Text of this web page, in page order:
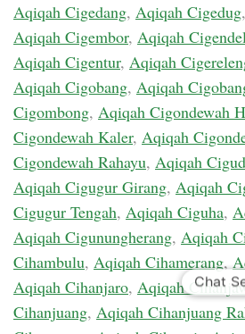
Aqiqah Cigedang, Aqiqah Cigedug,
Aqiqah Cigembor, Aqiqah
Aqiqah Cigentur, Aqiqah
Aqiqah Cigobang, Aqiqah
Cigombong, Aqiqah Cigondewah
Cigondewah Kaler, Aqiqah
Cigondewah Rahayu, Aqiqah
Aqiqah Cigugur Girang, Aqiqah
Cigugur Tengah, Aqiqah Ciguha,
Aqiqah Cigunungherang, Aqiqah
Cihambulu, Aqiqah Cihamerang,
Aqiqah Cihanjaro, Aqiqah
Cihanjuang, Aqiqah Cihanjuang
Chat